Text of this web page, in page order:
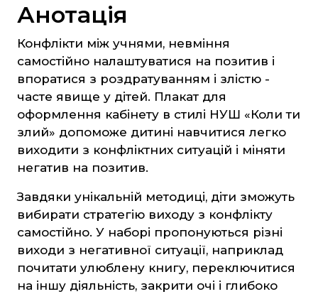
Анотація
Конфлікти між учнями, невміння
самостійно налаштуватися на позитив і
впоратися з роздратуванням і злістю -
часте явище у дітей. Плакат для
оформлення кабінету в стилі НУШ «Коли ти
злий» допоможе дитині навчитися легко
виходити з конфліктних ситуацій і міняти
негатив на позитив.
Завдяки унікальній методиці, діти зможуть
вибирати стратегію виходу з конфлікту
самостійно. У наборі пропонуються різні
виходи з негативної ситуації, наприклад
почитати улюблену книгу, переключитися
на іншу діяльність, закрити очі і глибоко
Музика
Трудове навчання
Інформатика
Етика, Християнська етика
Захист Вітчизни
Таблиці, наочність
Інше
Українська мова та література
Світова література
Математика
ЗНО та ДПА